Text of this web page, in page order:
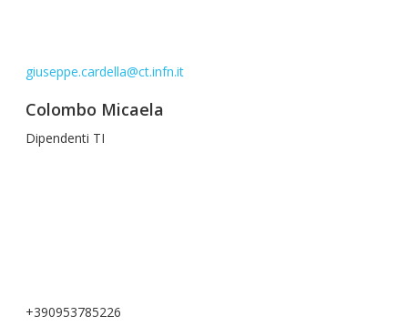
giuseppe.cardella@ct.infn.it
Colombo Micaela
Dipendenti TI
+390953785226